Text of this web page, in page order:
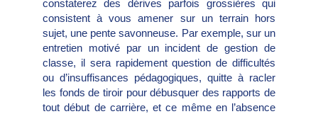
constaterez des dérives parfois grossières qui
consistent à vous amener sur un terrain hors
sujet, une pente savonneuse. Par exemple, sur un
entretien motivé par un incident de gestion de
classe, il sera rapidement question de difficultés
ou d’insuffisances pédagogiques, quitte à racler
les fonds de tiroir pour débusquer des rapports de
tout début de carrière, et ce même en l’absence